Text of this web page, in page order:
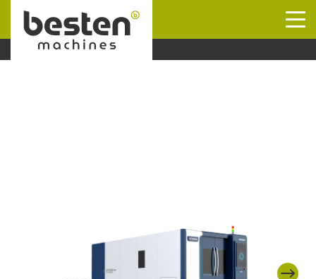
Naar hoofdinhoud
Next